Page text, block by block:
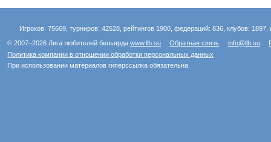
Игроков: 75669, турниров: 42528, рейтингов 1900, федераций: 836, клубов:
© 2007–2026 Лига любителей бильярдаwww.llb.su Обратная связь info@llb.su
Политика компании в отношении обработки персональных данных
При использовании материалов гиперссылка обязательна.